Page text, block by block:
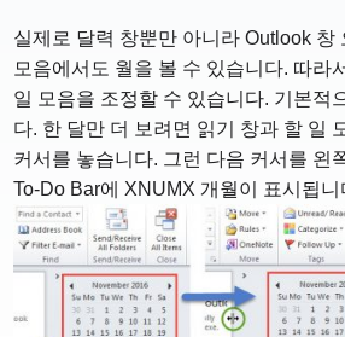
실제로 달력 창뿐만 아니라 Outlook 창
모음에서도 월을 볼 수 있습니다. 따라
일 모음을 조정할 수 있습니다. 기본적
다. 한 달만 더 보려면 읽기 창과 할 일
커서를 놓습니다. 그런 다음 커서를 왼
To-Do Bar에 XNUMX 개월이 표시됩니